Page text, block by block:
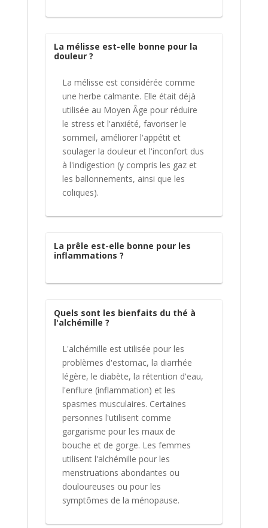
La mélisse est-elle bonne pour la
douleur ?
La mélisse est considérée comme
une herbe calmante. Elle était déjà
utilisée au Moyen Âge pour réduire
le stress et l'anxiété, favoriser le
sommeil, améliorer l'appétit et
soulager la douleur et l'inconfort dus
à l'indigestion (y compris les gaz et
les ballonnements, ainsi que les
coliques).
La prêle est-elle bonne pour les
inflammations ?
Quels sont les bienfaits du thé à
l'alchémille ?
L'alchémille est utilisée pour les
problèmes d'estomac, la diarrhée
légère, le diabète, la rétention d'eau,
l'enflure (inflammation) et les
spasmes musculaires. Certaines
personnes l'utilisent comme
gargarisme pour les maux de
bouche et de gorge. Les femmes
utilisent l'alchémille pour les
menstruations abondantes ou
douloureuses ou pour les
symptômes de la ménopause.